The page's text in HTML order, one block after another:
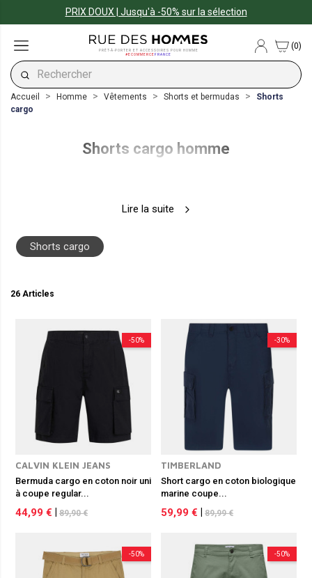
PRIX DOUX | Jusqu'à -50% sur la sélection
PRÊT-À-PORTER ET ACCESSOIRES POUR HOMME
#ECOMMERCEFRANCE
(0)
Accueil Homme Vêtements Shorts et bermudas
Shorts
cargo
Shorts cargo homme
Lire la suite
Shorts cargo
26 Articles
-50%
CALVIN KLEIN JEANS
Bermuda cargo en coton noir uni
à coupe regular...
44,99 € 89,90 €
-30%
TIMBERLAND
Short cargo en coton biologique
marine coupe...
59,99 € 89,99 €
-50% -50%